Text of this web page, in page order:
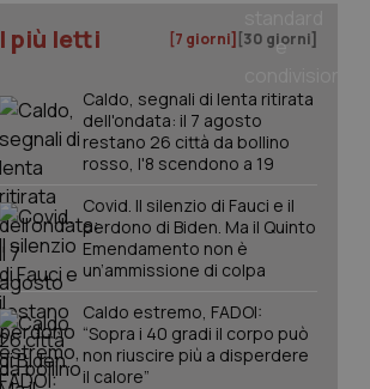
I più letti [7 giorni] [30 giorni]
Caldo, segnali di lenta ritirata
dell'ondata: il 7 agosto
restano 26 città da bollino
rosso, l'8 scendono a 19
Covid. Il silenzio di Fauci e il
perdono di Biden. Ma il Quinto
Emendamento non è
un’ammissione di colpa
Caldo estremo, FADOI:
“Sopra i 40 gradi il corpo può
non riuscire più a disperdere
il calore”